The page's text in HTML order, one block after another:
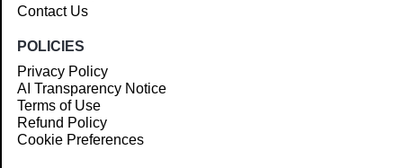
Contact Us
POLICIES
Privacy Policy
AI Transparency Notice
Terms of Use
Refund Policy
Cookie Preferences